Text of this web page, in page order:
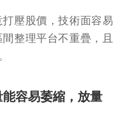
壓股價，技術面容易
整理平台不重疊，且
容易萎縮，放量